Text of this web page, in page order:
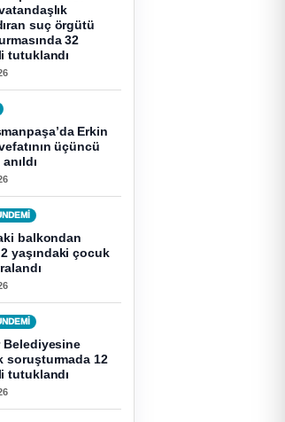
suç örgütü
32
tutuklandı
Erkin
üçüncü
balkondan
yaşındaki çocuk
Belediyesine
soruşturmada 12
tutuklandı